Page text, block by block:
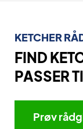
KETCHER
FIND
PASSER
Prøv